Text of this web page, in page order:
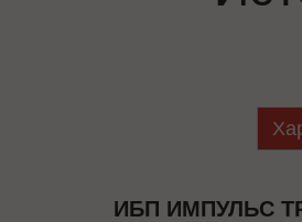
ИБП ИМПУЛЬС